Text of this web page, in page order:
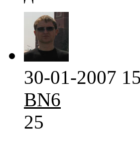
30-01-2007
BN6
25